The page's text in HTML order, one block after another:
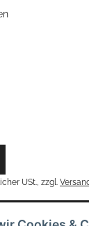
USt., zzgl.